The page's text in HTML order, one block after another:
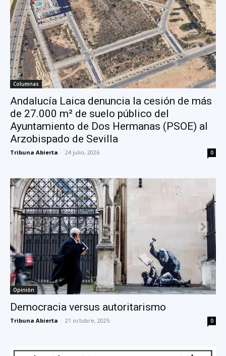
Columnas
Andalucía Laica denuncia la cesión de más
de 27.000 m² de suelo público del
Ayuntamiento de Dos Hermanas (PSOE) al
Arzobispado de Sevilla
Tribuna Abierta - 24 julio, 2026 0
Opinión
Democracia versus autoritarismo
Tribuna Abierta - 21 octubre, 2025 0